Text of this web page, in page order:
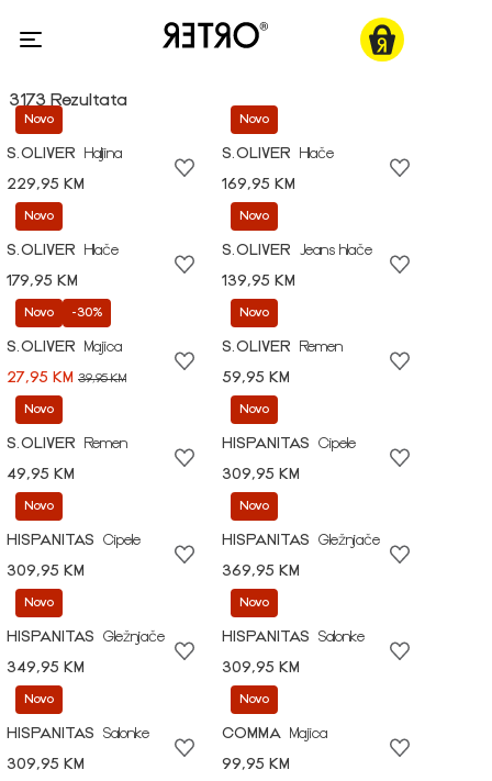
3173 Rezultata
Novo
S.OLIVER
Haljina
229,95 KM
Novo
S.OLIVER
Hlače
169,95 KM
Novo
S.OLIVER
Hlače
179,95 KM
Novo
S.OLIVER
Jeans hlače
139,95 KM
Novo -30%
S.OLIVER
Majica
27,95 KM 39,95 KM
Novo
S.OLIVER
Remen
59,95 KM
Novo
S.OLIVER
Remen
49,95 KM
Novo
HISPANITAS
Cipele
309,95 KM
Novo
HISPANITAS
Cipele
309,95 KM
Novo
HISPANITAS
Gležnjače
369,95 KM
Novo
HISPANITAS
Gležnjače
349,95 KM
Novo
HISPANITAS
Salonke
309,95 KM
Novo
HISPANITAS
Salonke
309,95 KM
Novo
COMMA
Majica
99,95 KM